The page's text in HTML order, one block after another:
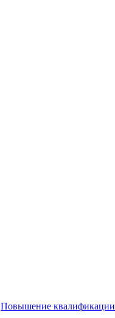
Повышение квалификации